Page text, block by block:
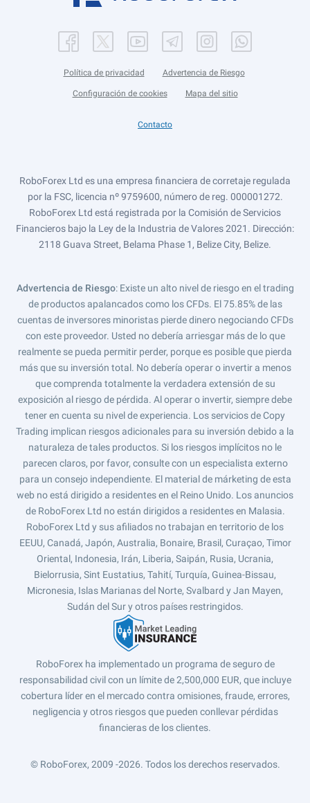
Política de privacidad Advertencia de Riesgo
Configuración de cookies Mapa del sitio
Contacto
RoboForex Ltd es una empresa financiera de corretaje regulada
por la FSC, licencia nº 9759600, número de reg. 000001272.
RoboForex Ltd está registrada por la Comisión de Servicios
Financieros bajo la Ley de la Industria de Valores 2021. Dirección:
2118 Guava Street, Belama Phase 1, Belize City, Belize.
Advertencia de Riesgo: Existe un alto nivel de riesgo en el trading
de productos apalancados como los CFDs. El 75.85% de las
cuentas de inversores minoristas pierde dinero negociando CFDs
con este proveedor. Usted no debería arriesgar más de lo que
realmente se pueda permitir perder, porque es posible que pierda
más que su inversión total. No debería operar o invertir a menos
que comprenda totalmente la verdadera extensión de su
exposición al riesgo de pérdida. Al operar o invertir, siempre debe
tener en cuenta su nivel de experiencia. Los servicios de Copy
Trading implican riesgos adicionales para su inversión debido a la
naturaleza de tales productos. Si los riesgos implícitos no le
parecen claros, por favor, consulte con un especialista externo
para un consejo independiente. El material de márketing de esta
web no está dirigido a residentes en el Reino Unido. Los anuncios
de RoboForex Ltd no están dirigidos a residentes en Malasia.
RoboForex Ltd y sus afiliados no trabajan en territorio de los
EEUU, Canadá, Japón, Australia, Bonaire, Brasil, Curaçao, Timor
Oriental, Indonesia, Irán, Liberia, Saipán, Rusia, Ucrania,
Bielorrusia, Sint Eustatius, Tahití, Turquía, Guinea-Bissau,
Micronesia, Islas Marianas del Norte, Svalbard y Jan Mayen,
Sudán del Sur y otros países restringidos.
RoboForex ha implementado un programa de seguro de
responsabilidad civil con un límite de 2,500,000 EUR, que incluye
cobertura líder en el mercado contra omisiones, fraude, errores,
negligencia y otros riesgos que pueden conllevar pérdidas
financieras de los clientes.
© RoboForex, 2009 -2026. Todos los derechos reservados.